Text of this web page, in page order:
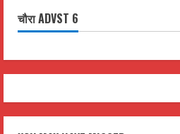
चौरा ADVST 6